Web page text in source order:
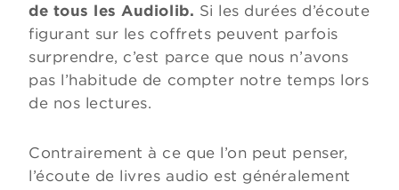
de tous les Audiolib. Si les durées d’écoute
figurant sur les coffrets peuvent parfois
surprendre, c’est parce que nous n’avons
pas l’habitude de compter notre temps lors
de nos lectures.
Contrairement à ce que l’on peut penser,
l’écoute de livres audio est généralement